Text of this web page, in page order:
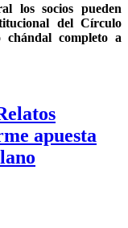
los socios pueden
del Círculo
chándal completo a
apuesta